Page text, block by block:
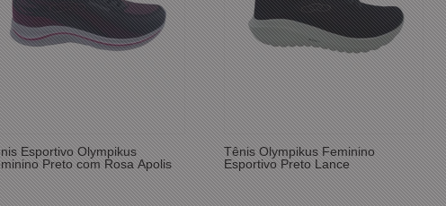
Esportivo Olympikus
Preto com Rosa Apolis
Tênis Olympikus Feminino
Esportivo Preto Lance